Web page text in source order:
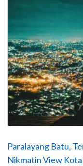
Paralayang Batu,
Nikmatin View